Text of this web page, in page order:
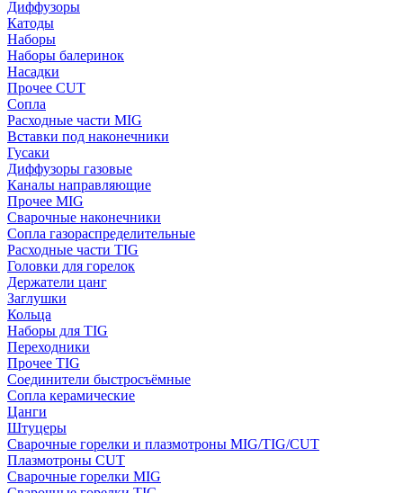
Диффузоры
Катоды
Наборы
Наборы балеринок
Насадки
Прочее CUT
Сопла
Расходные части MIG
Вставки под наконечники
Гусаки
Диффузоры газовые
Каналы направляющие
Прочее MIG
Сварочные наконечники
Сопла газораспределительные
Расходные части TIG
Головки для горелок
Держатели цанг
Заглушки
Кольца
Наборы для TIG
Переходники
Прочее TIG
Соединители быстросъёмные
Сопла керамические
Цанги
Штуцеры
Сварочные горелки и плазмотроны MIG/TIG/CUT
Плазмотроны CUT
Сварочные горелки MIG